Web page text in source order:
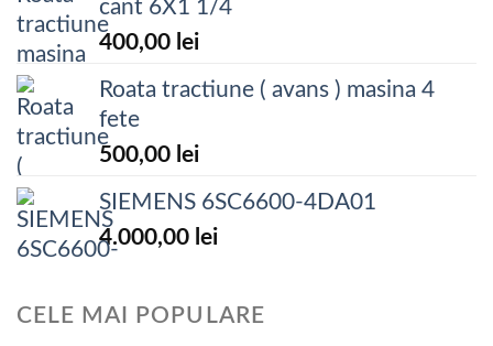
cant 6X1 1/4
400,00 lei
Roata tractiune ( avans ) masina 4
fete
500,00 lei
SIEMENS 6SC6600-4DA01
4.000,00 lei
CELE MAI POPULARE